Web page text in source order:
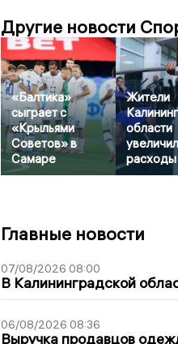
Другие новости
«Балтика»
сыграет с
«Крыльями
Советов» в
Самаре
Жители
области
расходы
Главные новости
07/08/2026 08:00
В Калининградской
06/08/2026 08:36
Выручка продавцов